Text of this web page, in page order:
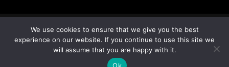
Copyright © All rights reserved.Akisa by Sensational
Theme
We use cookies to ensure that we give you the best
experience on our website. If you continue to use this site we
will assume that you are happy with it.
Ok